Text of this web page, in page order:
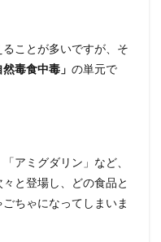
ことが多いですが、そ
然毒食中毒」 の単元で
アミグダリン」など、
と登場し、どの食品と
ちゃになってしまいま